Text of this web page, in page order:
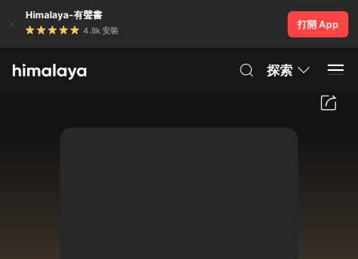
Himalaya-有聲書
4.8k 安裝
打開 App
探索